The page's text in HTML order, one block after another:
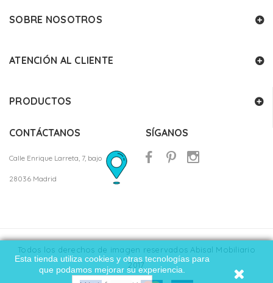
Esta tienda utiliza cookies y otras tecnologías para
que podamos mejorar su experiencia.
SOBRE NOSOTROS
ATENCIÓN AL CLIENTE
PRODUCTOS
CONTÁCTANOS
Calle Enrique Larreta, 7, bajo
28036 Madrid
SÍGANOS
Todos los derechos de imagen reservados Abisal Mobiliario
2017